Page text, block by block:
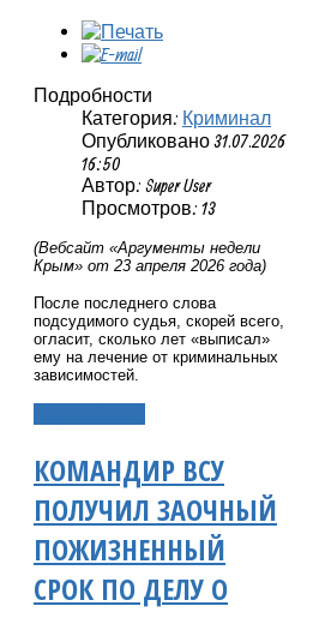
Подробности
Категория: Криминал
Опубликовано 31.07.2026
16:50
Автор: Super User
Просмотров: 13
(Вебсайт «Аргументы недели
Крым» от 23 апреля 2026 года)
После последнего слова
подсудимого судья, скорей всего,
огласит, сколько лет «выписал»
ему на лечение от криминальных
зависимостей.
КОМАНДИР ВСУ
ПОЛУЧИЛ ЗАОЧНЫЙ
ПОЖИЗНЕННЫЙ
СРОК ПО ДЕЛУ О